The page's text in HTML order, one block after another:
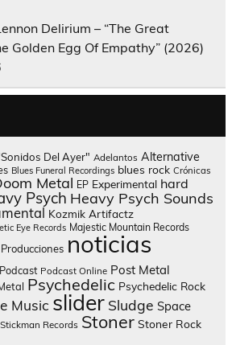
Delirium – “The Great
Golden Egg Of Empathy” (2026)
Del Ayer" Adelantos Alternative
Blues Funeral Recordings blues rock Crónicas
Metal EP Experimental hard
Psych Heavy Psych Sounds
Kozmik Artifactz
Eye Records Majestic Mountain Records
noticias
Podcast Podcast Online Post Metal
Psychedelic Psychedelic Rock
Music slider Sludge Space
Stickman Records Stoner Stoner Rock